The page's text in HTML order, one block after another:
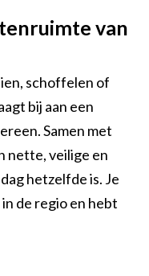
en onderhoud
ruimte
gww
van
schoffelen of
bij aan een
Samen met
nette, veilige en
hetzelfde is. Je
de regio en hebt